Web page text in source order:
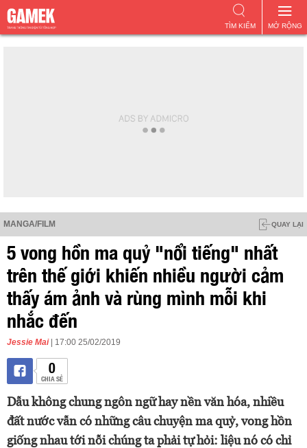
MỞ RỘNG
TÌM KIẾM
MANGA/FILM QUAY LẠI
5 vong hồn ma quỷ "nổi tiếng" nhất
trên thế giới khiến nhiều người cảm
thấy ám ảnh và rùng mình mỗi khi
nhắc đến
Jessie Mai | 17:00 25/02/2019
0
CHIA SẺ
Dẫu không chung ngôn ngữ hay nền văn hóa, nhiều
đất nước vẫn có những câu chuyện ma quỷ, vong hồn
giống nhau tới nỗi chúng ta phải tự hỏi: liệu nó có chỉ